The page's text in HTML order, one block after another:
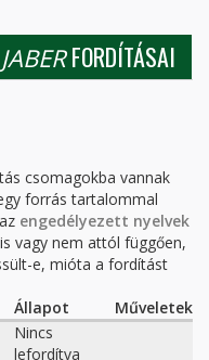
FORDÍTÁSAI
csomagokba vannak
forrás tartalommal
engedélyezett nyelvek
vagy nem attól függően,
e, mióta a fordítást
Állapot
Műveletek
Nincs
lefordítva